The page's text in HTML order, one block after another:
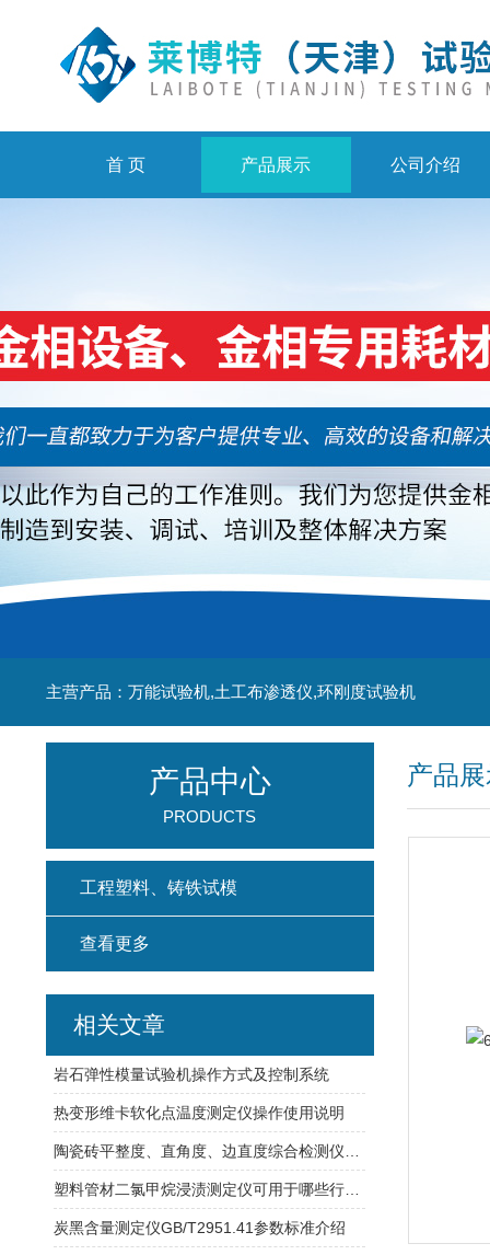
首 页 产品展示 公司介绍
主营产品：万能试验机,土工布渗透仪,环刚度试验机
产品
产品中心
PRODUCTS
工程塑料、铸铁试模
查看更多
相关文章
岩石弹性模量试验机操作方式及控制系统
热变形维卡软化点温度测定仪操作使用说明
炭黑含量测定仪GB/T2951.41参数标准介绍